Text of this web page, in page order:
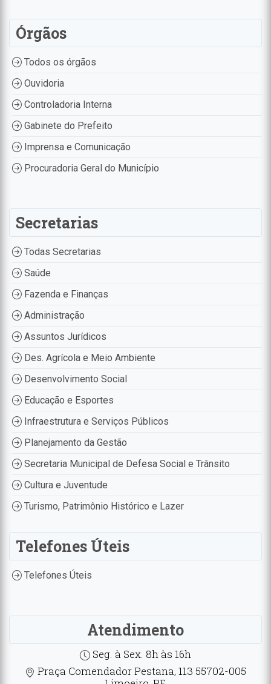
Órgãos
Todos os órgãos
Ouvidoria
Controladoria Interna
Gabinete do Prefeito
Imprensa e Comunicação
Procuradoria Geral do Município
Secretarias
Todas Secretarias
Saúde
Fazenda e Finanças
Administração
Assuntos Jurídicos
Des. Agrícola e Meio Ambiente
Desenvolvimento Social
Educação e Esportes
Infraestrutura e Serviços Públicos
Planejamento da Gestão
Secretaria Municipal de Defesa Social e Trânsito
Cultura e Juventude
Turismo, Patrimônio Histórico e Lazer
Telefones Úteis
Telefones Úteis
Atendimento
Seg. à Sex. 8h às 16h
Praça Comendador Pestana, 113 55702-005